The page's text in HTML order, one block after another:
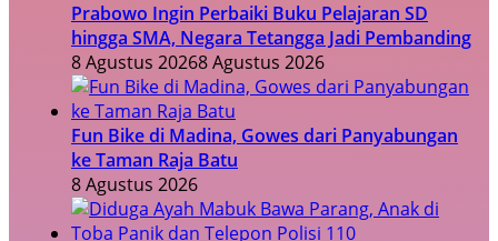
Prabowo Ingin Perbaiki Buku Pelajaran SD
hingga SMA, Negara Tetangga Jadi Pembanding
8 Agustus 20268 Agustus 2026
Fun Bike di Madina, Gowes dari Panyabungan
ke Taman Raja Batu
8 Agustus 2026